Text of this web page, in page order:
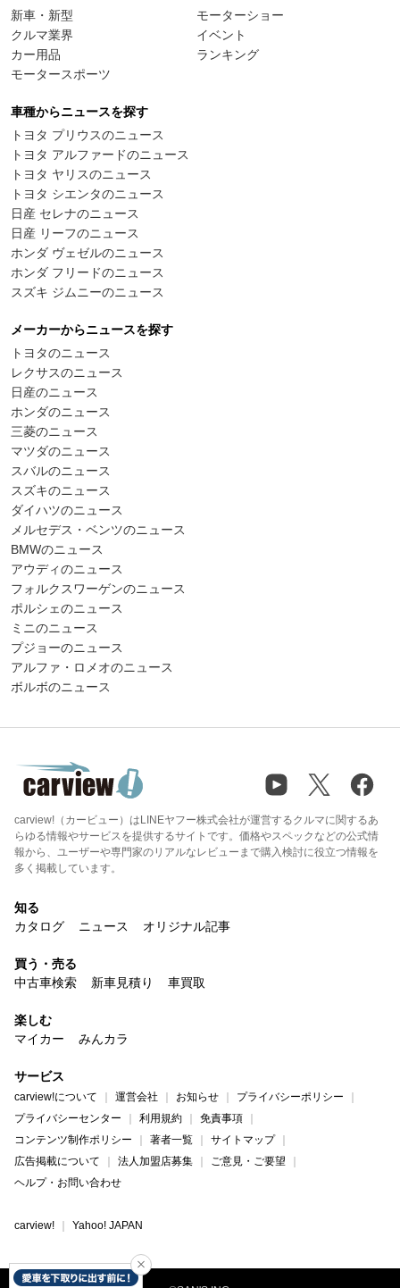
新車・新型
クルマ業界
カー用品
モータースポーツ
モーターショー
イベント
ランキング
車種からニュースを探す
トヨタ プリウスのニュース
トヨタ アルファードのニュース
トヨタ ヤリスのニュース
トヨタ シエンタのニュース
日産 セレナのニュース
日産 リーフのニュース
ホンダ ヴェゼルのニュース
ホンダ フリードのニュース
スズキ ジムニーのニュース
メーカーからニュースを探す
トヨタのニュース
レクサスのニュース
日産のニュース
ホンダのニュース
三菱のニュース
マツダのニュース
スバルのニュース
スズキのニュース
ダイハツのニュース
メルセデス・ベンツのニュース
BMWのニュース
アウディのニュース
フォルクスワーゲンのニュース
ポルシェのニュース
ミニのニュース
プジョーのニュース
アルファ・ロメオのニュース
ボルボのニュース
carview!（カービュー）はLINEヤフー株式会社が運営するクルマに関するあ
らゆる情報やサービスを提供するサイトです。価格やスペックなどの公式情
報から、ユーザーや専門家のリアルなレビューまで購入検討に役立つ情報を
多く掲載しています。
知る
カタログ
ニュース オリジナル記事
買う・売る
中古車検索
新車見積り 車買取
楽しむ
マイカー
みんカラ
サービス
carview!について 運営会社 お知らせ
プライバシーポリシー
プライバシーセンター
利用規約
免責事項
コンテンツ制作ポリシー
著者一覧
サイトマップ
広告掲載について
法人加盟店募集
ご意見・ご要望
ヘルプ・お問い合わせ
carview! Yahoo! JAPAN